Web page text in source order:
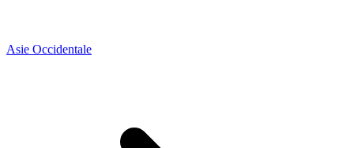
Asie Occidentale